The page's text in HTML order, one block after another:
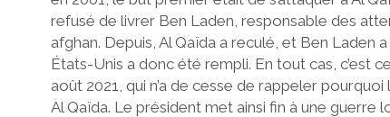
refusé de livrer Ben Laden, responsable des
afghan. Depuis, Al Qaïda a reculé, et Ben Laden
États-Unis a donc été rempli. En tout cas, c’est
août 2021, qui n’a de cesse de rappeler
Al Qaïda. Le président met ainsi fin à une guerre